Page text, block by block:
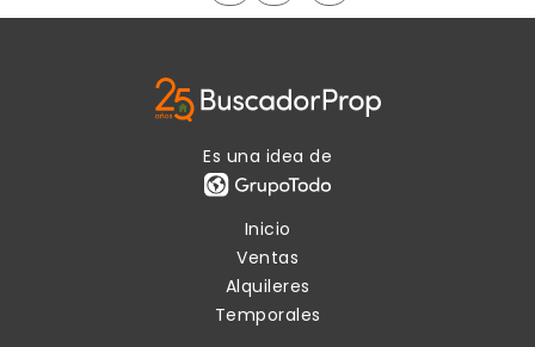
Es una idea de
Inicio
Ventas
Alquileres
Temporales